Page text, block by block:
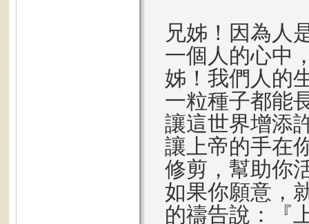
兄姊！因為人
一個人的心中
姊！我們人的
一粒種子都能
讓這世界增添
讓上帝的手在
修剪，幫助你
如果你願意，
的禱告說：『